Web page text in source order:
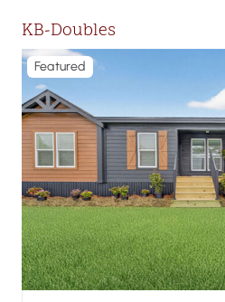
KB-Doubles
Featured